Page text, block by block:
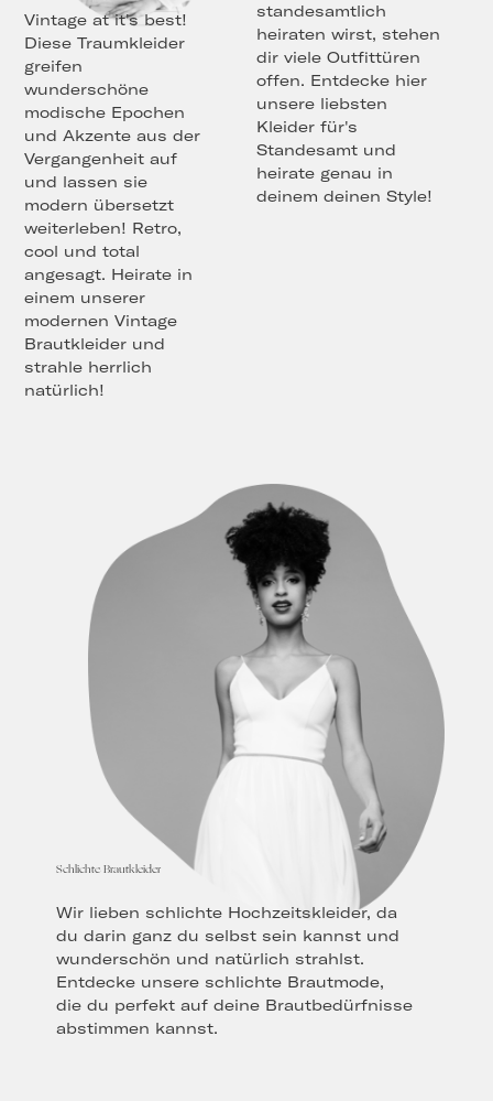
Vintage at it's best!
Diese Traumkleider
greifen
wunderschöne
modische Epochen
und Akzente aus der
Vergangenheit auf
und lassen sie
modern übersetzt
weiterleben! Retro,
cool und total
angesagt. Heirate in
einem unserer
modernen Vintage
Brautkleider und
strahle herrlich
natürlich!
standesamtlich
heiraten wirst, stehen
dir viele Outfittüren
offen. Entdecke hier
unsere liebsten
Kleider für's
Standesamt und
heirate genau in
deinem deinen Style!
Schlichte Brautkleider
Wir lieben schlichte Hochzeitskleider, da
du darin ganz du selbst sein kannst und
wunderschön und natürlich strahlst.
Entdecke unsere schlichte Brautmode,
die du perfekt auf deine Brautbedürfnisse
abstimmen kannst.